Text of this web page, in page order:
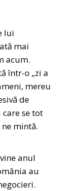
lui
mai
acum.
într-o „zi a
mereu
de
se tot
mintă.
anul
au